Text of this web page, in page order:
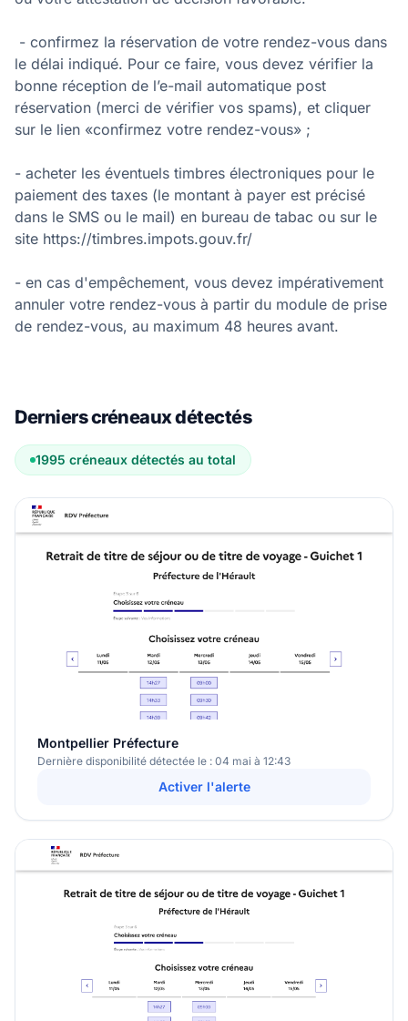
- confirmez la réservation de votre rendez-vous dans
le délai indiqué. Pour ce faire, vous devez vérifier la
bonne réception de l’e-mail automatique post
réservation (merci de vérifier vos spams), et cliquer
sur le lien «confirmez votre rendez-vous» ;
- acheter les éventuels timbres électroniques pour le
paiement des taxes (le montant à payer est précisé
dans le SMS ou le mail) en bureau de tabac ou sur le
site https://timbres.impots.gouv.fr/
- en cas d'empêchement, vous devez impérativement
annuler votre rendez-vous à partir du module de prise
de rendez-vous, au maximum 48 heures avant.
Derniers créneaux détectés
1995 créneaux détectés au total
Montpellier Préfecture
Dernière disponibilité détectée le : 04 mai à 12:43
Activer l'alerte